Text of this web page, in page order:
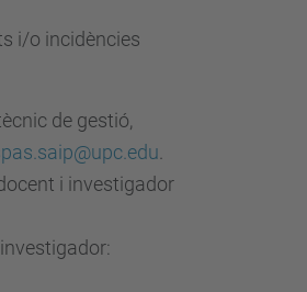
i/o incidències
de gestió,
i investigador